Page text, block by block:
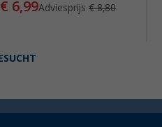
€ 6,99Adviesprijs€ 8,80